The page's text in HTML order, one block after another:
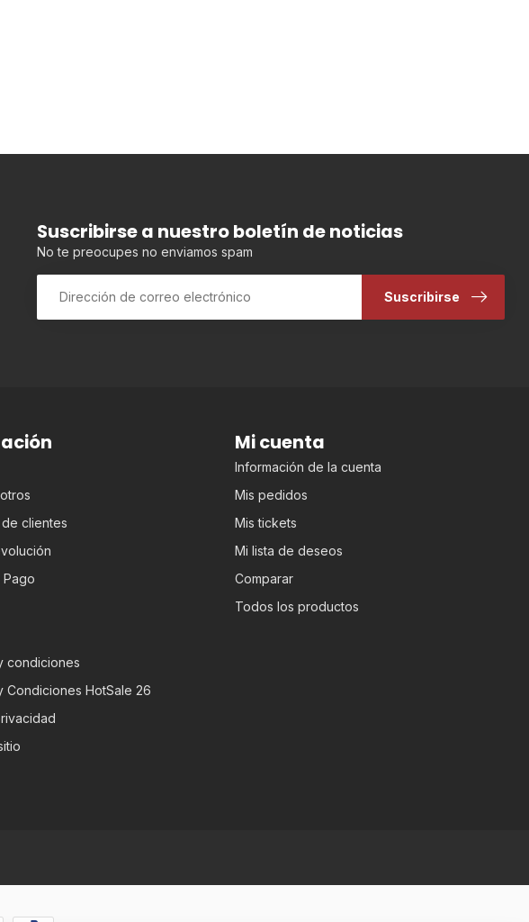
Suscribirse a nuestro boletín de noticias
No te preocupes no enviamos spam
Suscribirse
clientes
Pago
condiciones
Condiciones HotSale 26
Mi cuenta
Información de la cuenta
Mis pedidos
Mis tickets
Mi lista de deseos
Comparar
Todos los productos